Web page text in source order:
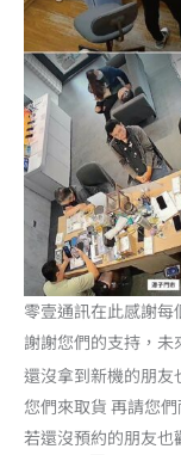
零壹通訊在此感謝每
謝謝您們的支持，
還沒拿到新機的朋友
您們來取貨 再請您們
若還沒預約的朋友也